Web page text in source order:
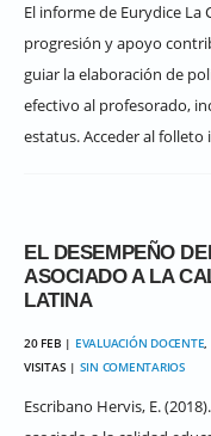
El informe de Eurydice La
progresión y apoyo
guiar la elaboración de
efectivo al profesorado,
estatus. Acceder al
EL DESEMPEÑO
ASOCIADO A LA
LATINA
20 FEB | EVALUACIÓN DOCENTE,
VISITAS | SIN COMENTARIOS
Escribano Hervis, E.